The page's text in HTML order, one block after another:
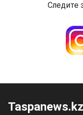
Следите
Taspanews.kz